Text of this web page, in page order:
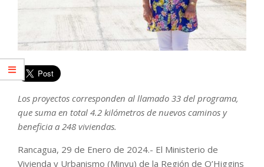
Los proyectos corresponden al llamado 33 del programa,
que suma en total 4.2 kilómetros de nuevos caminos y
beneficia a 248 viviendas.
Rancagua, 29 de Enero de 2024.- El Ministerio de
Vivienda y Urbanismo (Minvu) de la Región de O’Higgins